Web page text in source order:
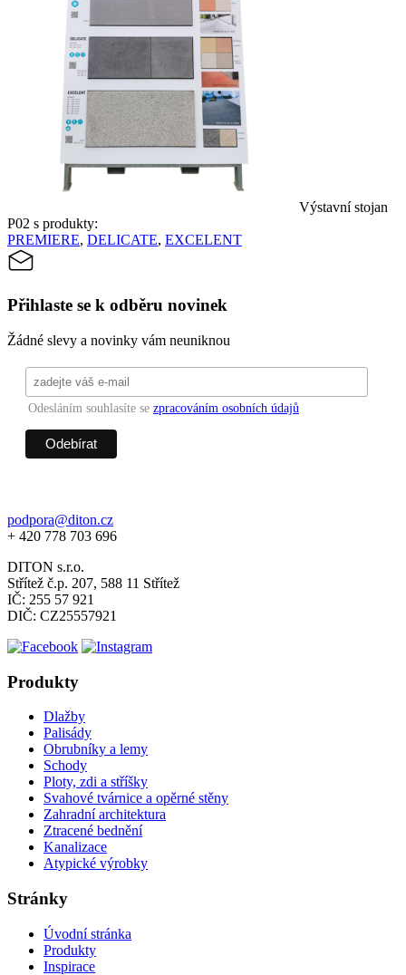
Výstavní stojan
P02 s produkty:
PREMIERE, DELICATE, EXCELENT
Přihlaste se k odběru novinek
Žádné slevy a novinky vám neuniknou
Odesláním souhlasíte se zpracováním osobních údajů
podpora@diton.cz
+ 420 778 703 696
DITON s.r.o.
Střítež č.p. 207, 588 11 Střítež
IČ: 255 57 921
DIČ: CZ25557921
Produkty
Dlažby
Palisády
Obrubníky a lemy
Schody
Ploty, zdi a stříšky
Svahové tvárnice a opěrné stěny
Zahradní architektura
Ztracené bednění
Kanalizace
Atypické výrobky
Stránky
Úvodní stránka
Produkty
Inspirace